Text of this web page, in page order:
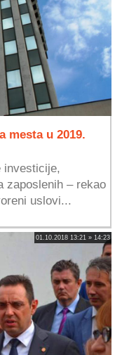
mesta u 2019.
investicije,
zaposlenih – rekao
uslovi...
01.10.2018 13:21 » 14:23